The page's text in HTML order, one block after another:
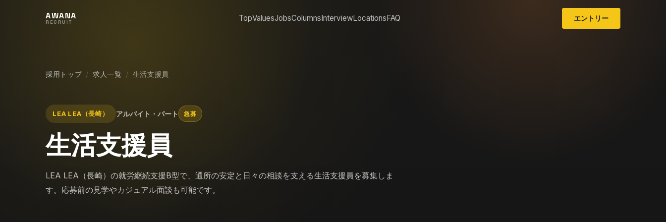
AWANA
RECRUIT TopValuesJobsColumnsInterviewLocationsFAQ エントリー
採用トップ 求人一覧 生活支援員
LEA LEA（長崎） アルバイト・パート 急募
生活支援員
LEA LEA（長崎）の就労継続支援B型で、通所の安定と日々の相談を支える生活支援員を募集しま
す。応募前の見学やカジュアル面談も可能です。